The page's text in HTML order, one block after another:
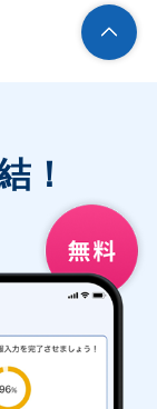
！